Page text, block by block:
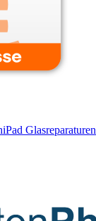
iPad Glasreparaturen